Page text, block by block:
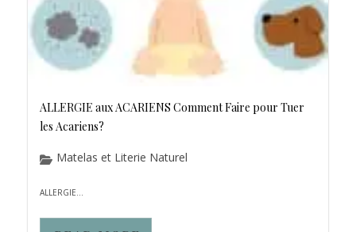
ALLERGIE aux ACARIENS Comment Faire pour Tuer
les Acariens?
Matelas et Literie Naturel
ALLERGIE...